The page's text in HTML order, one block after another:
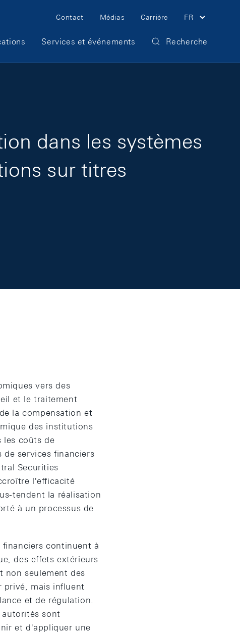
Meta Navigation
Contact Médias Carrière FR
Services et événements Recherche
dans les systèmes
sur titres
vers des
et le traitement
la compensation et
des institutions
les coûts de
services financiers
Securities
l'efficacité
tendent la réalisation
à un processus de
financiers continuent à
des effets extérieurs
non seulement des
privé, mais influent
et de régulation.
sont
et d'appliquer une